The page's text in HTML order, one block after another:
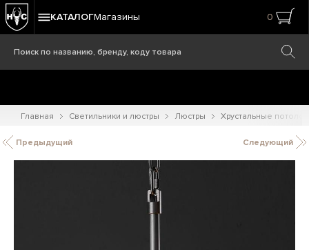
КАТАЛОГМагазины 0
Главная Светильники и люстры Люстры Хрустальные
Предыдущий Следующий